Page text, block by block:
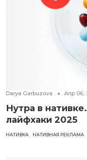
Darya Garbuzova Апр 06,
Нутра в
лайфхаки 2025
НАТИВКА НАТИВНАЯ РЕКЛАМА